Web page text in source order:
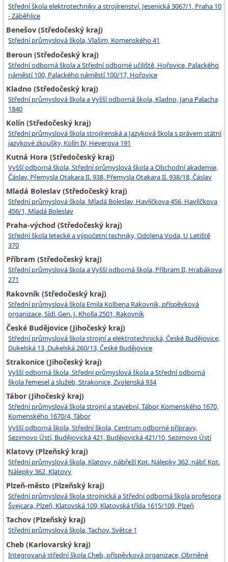
Střední škola elektrotechniky a strojírenství, Jesenická 3067/1, Praha 10
- Záběhlice
Benešov (Středočeský kraj)
Střední průmyslová škola, Vlašim, Komenského 41
Beroun (Středočeský kraj)
Střední odborná škola a Střední odborné učiliště, Hořovice, Palackého
náměstí 100, Palackého náměstí 100/17, Hořovice
Kladno (Středočeský kraj)
Střední průmyslová škola a Vyšší odborná škola, Kladno, Jana Palacha
1840
Kolín (Středočeský kraj)
Střední průmyslová škola strojírenská a Jazyková škola s právem státní
jazykové zkoušky, Kolín IV, Heverova 191
Kutná Hora (Středočeský kraj)
Vyšší odborná škola, Střední průmyslová škola a Obchodní akademie,
Čáslav, Přemysla Otakara II. 938, Přemysla Otakara II. 938/18, Čáslav
Mladá Boleslav (Středočeský kraj)
Střední průmyslová škola, Mladá Boleslav, Havlíčkova 456, Havlíčkova
456/1, Mladá Boleslav
Praha-východ (Středočeský kraj)
Střední škola letecké a výpočetní techniky, Odolena Voda, U Letiště
370
Příbram (Středočeský kraj)
Střední průmyslová škola a Vyšší odborná škola, Příbram II, Hrabákova
271
Rakovník (Středočeský kraj)
Střední průmyslová škola Emila Kolbena Rakovník, příspěvková
organizace, Sídl. Gen. J. Kholla 2501, Rakovník
České Budějovice (Jihočeský kraj)
Střední průmyslová škola strojní a elektrotechnická, České Budějovice,
Dukelská 13, Dukelská 260/13, České Budějovice
Strakonice (Jihočeský kraj)
Vyšší odborná škola, Střední průmyslová škola a Střední odborná
škola řemesel a služeb, Strakonice, Zvolenská 934
Tábor (Jihočeský kraj)
Střední průmyslová škola strojní a stavební, Tábor, Komenského 1670,
Komenského 1670/4, Tábor
Vyšší odborná škola, Střední škola, Centrum odborné přípravy,
Sezimovo Ústí, Budějovická 421, Budějovická 421/10, Sezimovo Ústí
Klatovy (Plzeňský kraj)
Střední průmyslová škola, Klatovy, nábřeží Kpt. Nálepky 362, nábř. Kpt.
Nálepky 362, Klatovy
Plzeň-město (Plzeňský kraj)
Střední průmyslová škola strojnická a Střední odborná škola profesora
Švejcara, Plzeň, Klatovská 109, Klatovská třída 1615/109, Plzeň
Tachov (Plzeňský kraj)
Střední průmyslová škola, Tachov, Světce 1
Cheb (Karlovarský kraj)
Integrovaná střední škola Cheb, příspěvková organizace, Obrněné